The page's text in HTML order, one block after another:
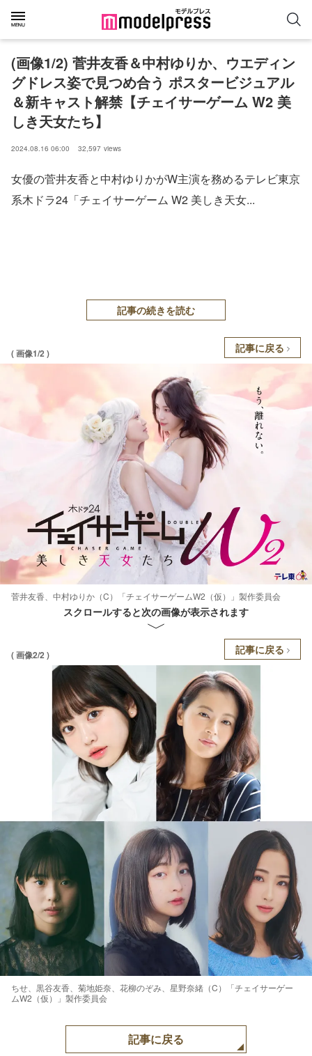
(画像1/2) 菅井友香＆中村ゆりか、ウエディン
グドレス姿で見つめ合う ポスタービジュアル
＆新キャスト解禁【チェイサーゲーム W2 美
しき天女たち】
2024.08.16 06:00 32,597 views
女優の菅井友香と中村ゆりかがW主演を務めるテレビ東京
系木ドラ24「チェイサーゲーム W2 美しき天女...
記事の続きを読む
( 画像1/2 ) 記事に戻る
菅井友香、中村ゆりか（C）「チェイサーゲームW2（仮）」製作委員会
スクロールすると次の画像が表示されます
( 画像2/2 ) 記事に戻る
ちせ、黒谷友香、菊地姫奈、花柳のぞみ、星野奈緒（C）「チェイサーゲー
ムW2（仮）」製作委員会
記事に戻る